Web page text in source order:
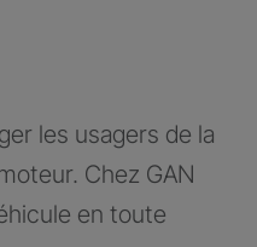
les usagers de la
Chez GAN
en toute